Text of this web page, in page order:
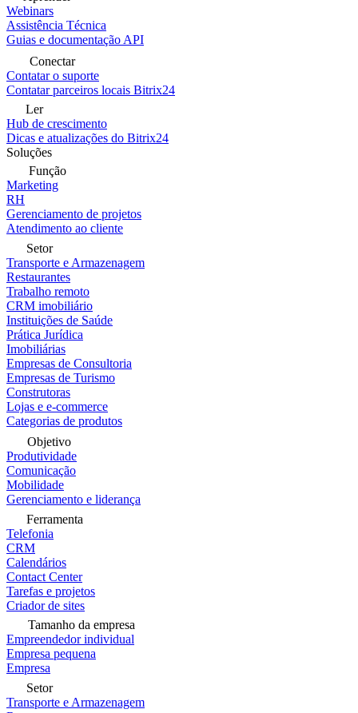
Webinars
Assistência Técnica
Guias e documentação API
Conectar
Contatar o suporte
Contatar parceiros locais Bitrix24
Ler
Hub de crescimento
Dicas e atualizações do Bitrix24
Soluções
Função
Marketing
RH
Gerenciamento de projetos
Atendimento ao cliente
Setor
Transporte e Armazenagem
Restaurantes
Trabalho remoto
CRM imobiliário
Instituições de Saúde
Prática Jurídica
Imobiliárias
Empresas de Consultoria
Empresas de Turismo
Construtoras
Lojas e e-commerce
Categorias de produtos
Objetivo
Produtividade
Comunicação
Mobilidade
Gerenciamento e liderança
Ferramenta
Telefonia
CRM
Calendários
Contact Center
Tarefas e projetos
Criador de sites
Tamanho da empresa
Empreendedor individual
Empresa pequena
Empresa
Setor
Transporte e Armazenagem